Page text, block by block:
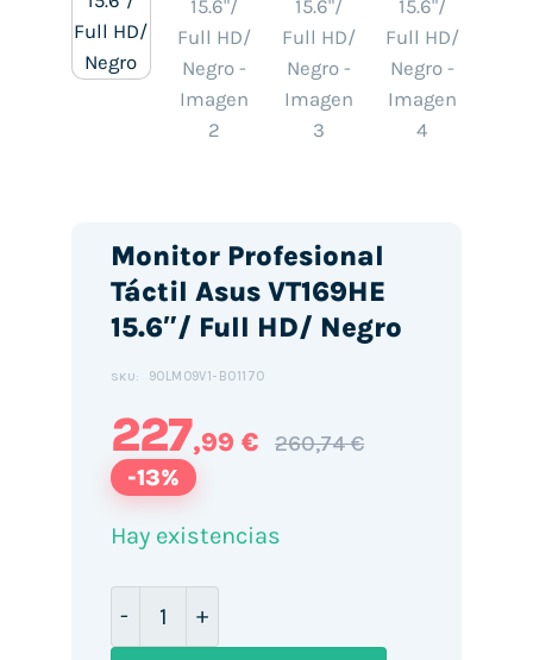
Monitor Profesional
Táctil Asus VT169HE
15.6″/ Full HD/ Negro
SKU: 90LM09V1-B01170
227,99 € 260,74 €
-13%
Hay existencias